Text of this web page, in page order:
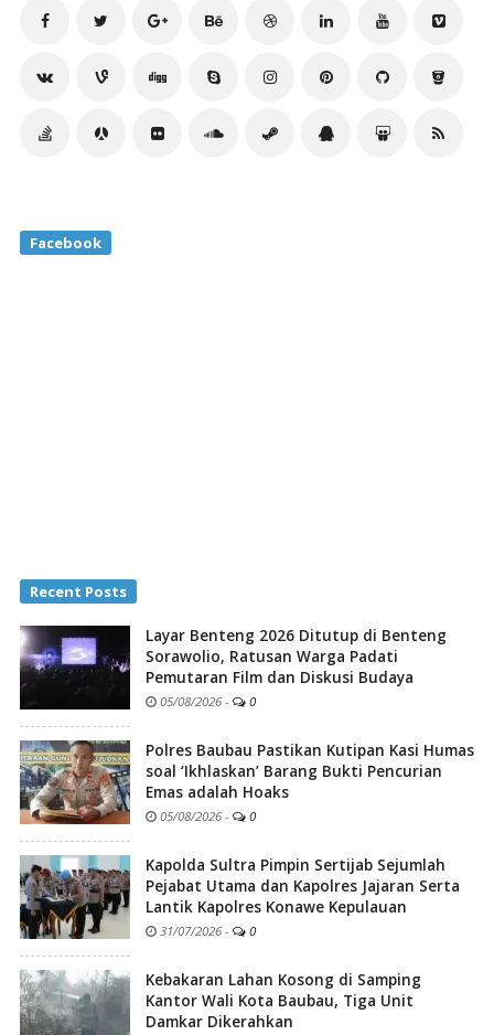
Facebook
Recent Posts
Layar Benteng 2026 Ditutup di Benteng
Sorawolio, Ratusan Warga Padati
Pemutaran Film dan Diskusi Budaya
05/08/2026 - 0
Polres Baubau Pastikan Kutipan Kasi Humas
soal ‘Ikhlaskan’ Barang Bukti Pencurian
Emas adalah Hoaks
05/08/2026 - 0
Kapolda Sultra Pimpin Sertijab Sejumlah
Pejabat Utama dan Kapolres Jajaran Serta
Lantik Kapolres Konawe Kepulauan
31/07/2026 - 0
Kebakaran Lahan Kosong di Samping
Kantor Wali Kota Baubau, Tiga Unit
Damkar Dikerahkan